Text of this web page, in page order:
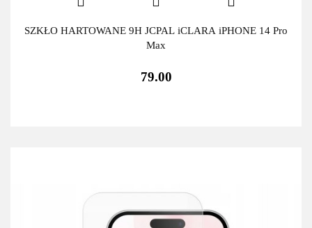
SZKŁO HARTOWANE 9H JCPAL iCLARA iPHONE 14 Pro
Max
79.00